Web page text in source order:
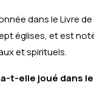
dans le Livre
églises, et est
et spirituels.
a-t-elle joué dans